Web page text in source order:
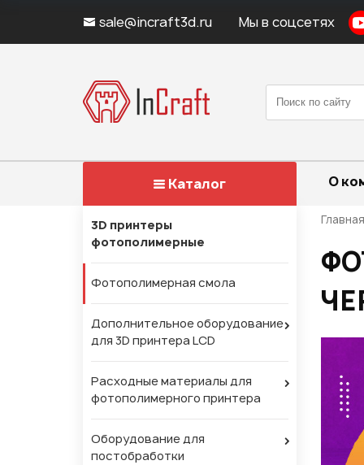
sale@incraft3d.ru Мы в соцсетях
Каталог О
3D принтеры
фотополимерные
Фотополимерная смола
Дополнительное оборудование
для 3D принтера LCD
Расходные материалы для
фотополимерного принтера
Оборудование для
постобработки
Главная